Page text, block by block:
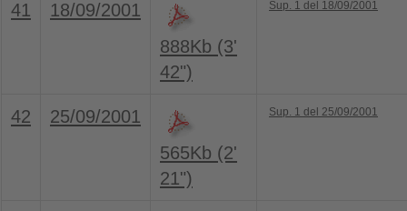
41
18/09/2001
888Kb (3'
42")
Sup. 1 del 18/09/2001
42
25/09/2001
565Kb (2'
21")
Sup. 1 del 25/09/2001